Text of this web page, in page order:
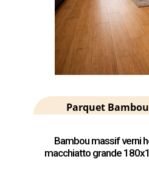
Parquet
Bambou massif verni
macchiatto grande